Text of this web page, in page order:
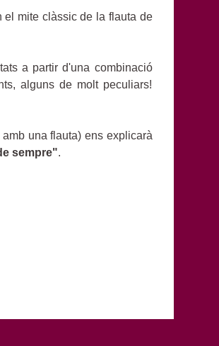
mite clàssic de la flauta de
a partir d'una combinació
alguns de molt peculiars!
una flauta) ens explicarà
sempre".